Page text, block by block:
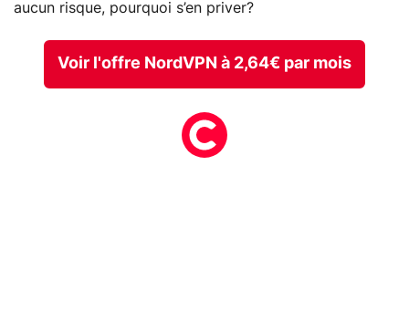
aucun risque, pourquoi s’en priver?
Voir l'offre NordVPN à 2,64€ par mois